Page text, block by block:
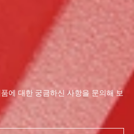
에 대한 궁금하신 사항을 문의해 보